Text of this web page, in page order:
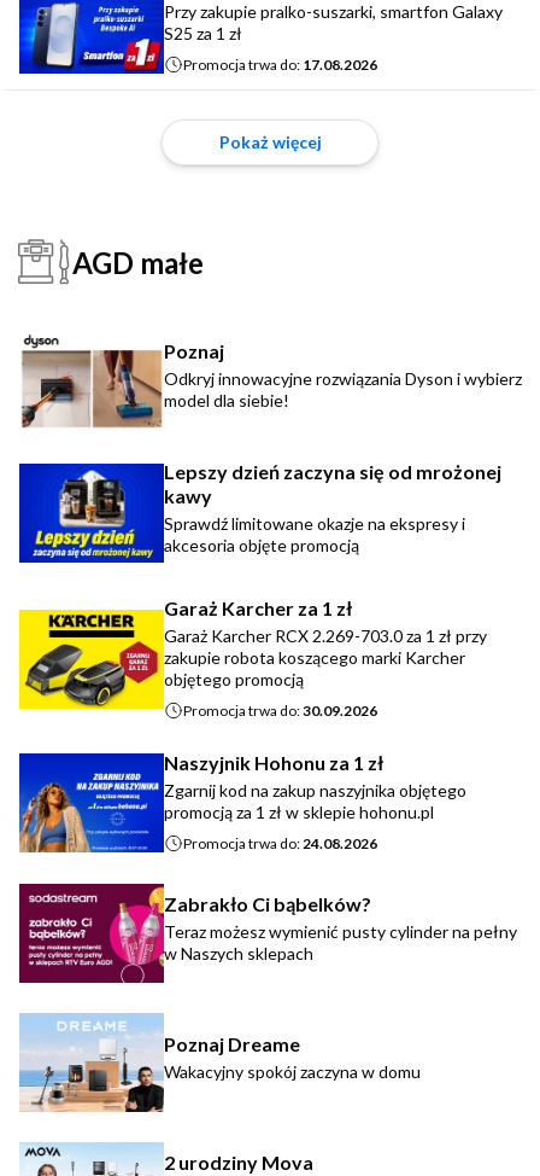
Przy zakupie pralko-suszarki, smartfon Galaxy
S25 za 1 zł
Promocja trwa do: 17.08.2026
Pokaż więcej
AGD małe
Poznaj
Odkryj innowacyjne rozwiązania Dyson i wybierz
model dla siebie!
Lepszy dzień zaczyna się od mrożonej
kawy
Sprawdź limitowane okazje na ekspresy i
akcesoria objęte promocją
Garaż Karcher za 1 zł
Garaż Karcher RCX 2.269-703.0 za 1 zł przy
zakupie robota koszącego marki Karcher
objętego promocją
Promocja trwa do:30.09.2026
Naszyjnik Hohonu za 1 zł
Zgarnij kod na zakup naszyjnika objętego
promocją za 1 zł w sklepie hohonu.pl
Promocja trwa do:24.08.2026
Zabrakło Ci bąbelków?
Teraz możesz wymienić pusty cylinder na pełny
w Naszych sklepach
Poznaj Dreame
Wakacyjny spokój zaczyna w domu
2 urodziny Mova